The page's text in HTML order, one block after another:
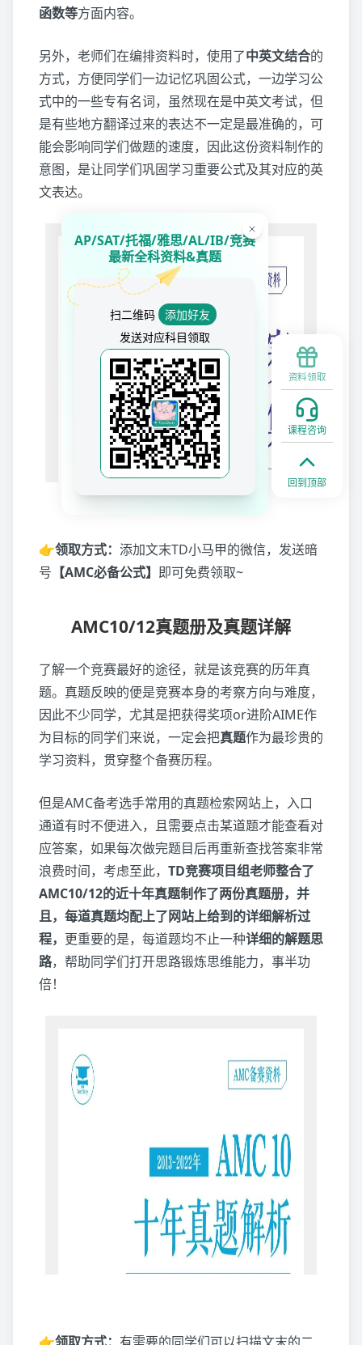
函数等方面内容。
另外，老师们在编排资料时，使用了中英文结合的
方式，方便同学们一边记忆巩固公式，一边学习公
式中的一些专有名词，虽然现在是中英文考试，但
是有些地方翻译过来的表达不一定是最准确的，可
能会影响同学们做题的速度，因此这份资料制作的
意图，是让同学们巩固学习重要公式及其对应的英
文表达。
👉领取方式： 添加文末TD小马甲的微信，发送暗
号 【AMC必备公式】 即可免费领取~
AMC10/12真题册及真题详解
了解一个竞赛最好的途径，就是该竞赛的历年真
题。真题反映的便是竞赛本身的考察方向与难度，
因此不少同学，尤其是把获得奖项or进阶AIME作
为目标的同学们来说，一定会把真题作为最珍贵的
学习资料，贯穿整个备赛历程。
但是AMC备考选手常用的真题检索网站上，入口
通道有时不便进入，且需要点击某道题才能查看对
应答案，如果每次做完题目后再重新查找答案非常
浪费时间，考虑至此， TD竞赛项目组老师整合了
AMC10/12的近十年真题制作了两份真题册，并
且，每道真题均配上了网站上给到的详细解析过
程， 更重要的是，每道题均不止一种详细的解题思
路，帮助同学们打开思路锻炼思维能力，事半功
倍！
资料领取
课程咨询
回到顶部
AP/SAT/托福/雅思/AL/IB/竞赛
最新全科资料&真题
扫二维码
添加好友
发送对应科目领取